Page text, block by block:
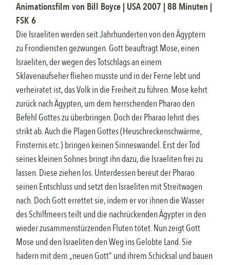
Animationsfilm von Bill Boyce | USA2007 |88 Minuten |
FSK6
Die Israeliten werden seit Jahrhunderten von den Ägyptern
zu Frondiensten gezwungen. Gott beauftragt Mose, einen
Israeliten, der wegen des Totschlags an einem
Sklavenaufseher fliehen musste und in der Ferne lebt und
verheiratet ist, das Volk in die Freiheit zu führen. Mose kehrt
zurück nach Ägypten, um dem herrschenden Pharao den
Befehl Gottes zu überbringen. Doch der Pharao lehnt dies
strikt ab. Auch die Plagen Gottes (Heuschreckenschwärme,
Finsternis etc.) bringen keinen Sinneswandel. Erst der Tod
seines kleinen Sohnes bringt ihn dazu, die Israeliten frei zu
lassen. Diese ziehen los. Unterdessen bereut der Pharao
seinen Entschluss und setzt den Israeliten mit Streitwagen
nach. Doch Gott errettet sie, indem er vor ihnen die Wasser
des Schilfmeers teilt und die nachrückenden Ägypter in den
wieder zusammenstürzenden Fluten tötet. Nun zeigt Gott
Mose und den Israeliten den Weg ins Gelobte Land. Sie
hadern mit dem „neuen Gott“ und ihrem Schicksal und bauen